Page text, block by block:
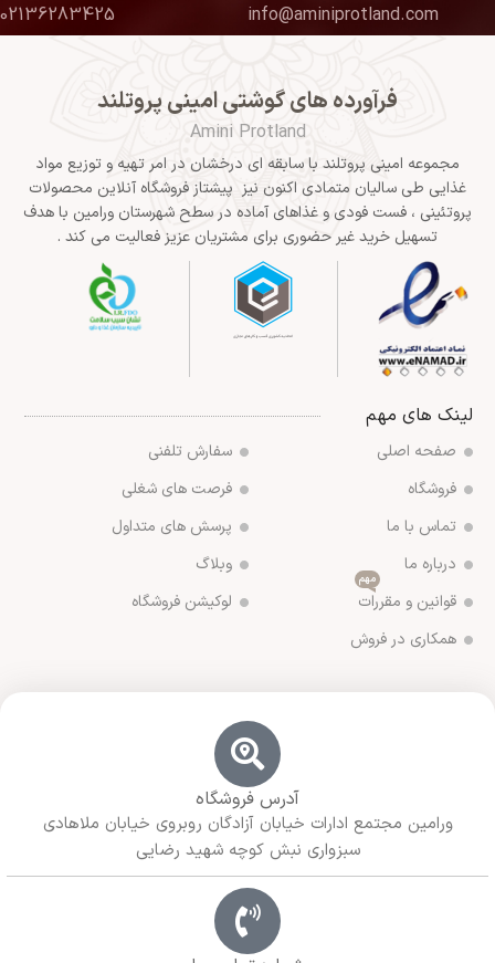
info@aminiprotland.com
02136283425
فرآورده های گوشتی امینی پروتلند
Amini Protland
مجموعه امینی پروتلند با سابقه ای درخشان در امر تهیه و توزیع مواد
غذایی طی سالیان متمادی اکنون نیز پیشتاز فروشگاه آنلاین محصولات
پروتئینی ، فست فودی و غذاهای آماده در سطح شهرستان ورامین با هدف
تسهیل خرید غیر حضوری برای مشتریان عزیز فعالیت می کند .
لینک های مهم
صفحه اصلی
فروشگاه
تماس با ما
درباره ما
قوانین و مقررات
مهم
همکاری در فروش
سفارش تلفنی
فرصت های شغلی
پرسش های متداول
وبلاگ
لوکیشن فروشگاه
آدرس فروشگاه
ورامین مجتمع ادارات خیابان آزادگان روبروی خیابان ملاهادی
سبزواری نبش کوچه شهید رضایی